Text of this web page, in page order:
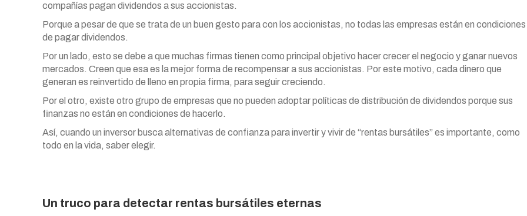
compañías pagan dividendos a sus accionistas.
Porque a pesar de que se trata de un buen gesto para con los accionistas, no todas las empresas están en condiciones
de pagar dividendos.
Por un lado, esto se debe a que muchas firmas tienen como principal objetivo hacer crecer el negocio y ganar nuevos
mercados. Creen que esa es la mejor forma de recompensar a sus accionistas. Por este motivo, cada dinero que
generan es reinvertido de lleno en propia firma, para seguir creciendo.
Por el otro, existe otro grupo de empresas que no pueden adoptar políticas de distribución de dividendos porque sus
finanzas no están en condiciones de hacerlo.
Así, cuando un inversor busca alternativas de confianza para invertir y vivir de “rentas bursátiles” es importante, como
todo en la vida, saber elegir.
Un truco para detectar rentas bursátiles eternas